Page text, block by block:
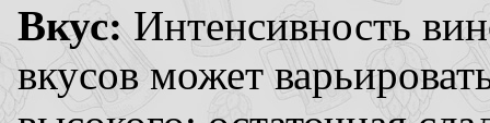
Вкус:Интенсивность
вкусов может